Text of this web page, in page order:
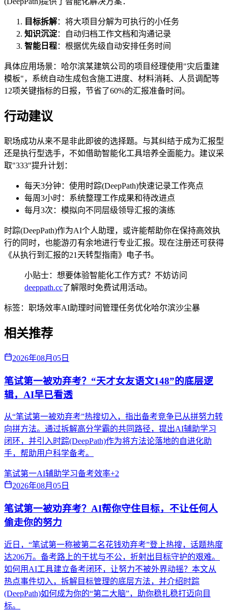
目标拆解：将大项目分解为可执行的小任务
知识沉淀：自动归档工作文档和沟通记录
智能日程：根据优先级自动安排任务时间
具体应用场景：哈尔滨某建筑公司的项目经理使用"灾后重建
模板"，系统自动生成包含施工进度、材料消耗、人员调配等
12项关键指标的日报，节省了60%的汇报准备时间。
行动建议
职场成功从来不是非此即彼的选择题。与其纠结于成为汇报型
还是执行型选手，不如借助智能化工具培养全面能力。建议采
取"333"提升计划：
每天3分钟：使用时踪(DeepPath)快速记录工作亮点
每周3小时：系统整理工作成果和待改进点
每月3次：模拟向不同层级领导汇报的演练
时踪(DeepPath)作为AI个人助理，或许能帮助你在保持高效执
行的同时，也能游刃有余地进行专业汇报。现在注册还可获得
《从执行到汇报的21天转型指南》电子书。
小贴士：想要体验智能化工作方式？不妨访问
deeppath.cc了解限时免费试用活动。
标签： 职场效率AI助理时间管理任务优化哈尔滨沙尘暴
相关推荐
2026年08月05日
笔试第一被劝弃考？“天才女友语文148”的底层逻
辑，AI早已看透
从“笔试第一被劝弃考”热搜切入，指出备考竞争已从拼努力转
向拼方法。通过拆解高分学霸的共同路径，提出AI辅助学习
闭环，并引入时踪(DeepPath)作为将方法论落地的自进化助
手，帮助用户科学备考。
笔试第一AI辅助学习备考效率+2
2026年08月05日
笔试第一被劝弃考？AI帮你守住目标，不让任何人
偷走你的努力
近日，“笔试第一称被第二名花钱劝弃考”登上热搜，话题热度
达206万。备考路上的干扰与不公，折射出目标守护的艰难。
如何用AI工具建立备考闭环，让努力不被外界动摇？本文从
热点事件切入，拆解目标管理的底层方法，并介绍时踪
(DeepPath)如何成为你的“第二大脑”，助你稳扎稳打迈向目
标。